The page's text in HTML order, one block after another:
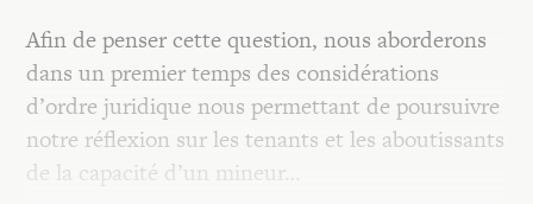
Afin de penser cette question, nous aborderons
dans un premier temps des considérations
d’ordre juridique nous permettant de poursuivre
notre réflexion sur les tenants et les aboutissants
de la capacité d’un mineur…